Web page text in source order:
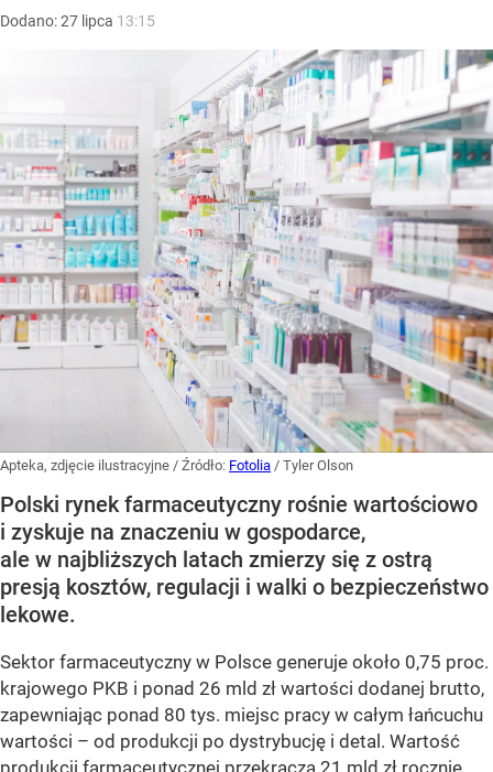
Dodano:27 lipca 13:15
Apteka, zdjęcie ilustracyjne / Źródło: Fotolia / Tyler Olson
Polski rynek farmaceutyczny rośnie wartościowo
i zyskuje na znaczeniu w gospodarce,
ale w najbliższych latach zmierzy się z ostrą
presją kosztów, regulacji i walki o bezpieczeństwo
lekowe.
Sektor farmaceutyczny w Polsce generuje około 0,75 proc.
krajowego PKB i ponad 26 mld zł wartości dodanej brutto,
zapewniając ponad 80 tys. miejsc pracy w całym łańcuchu
wartości – od produkcji po dystrybucję i detal. Wartość
produkcji farmaceutycznej przekracza 21 mld zł rocznie,